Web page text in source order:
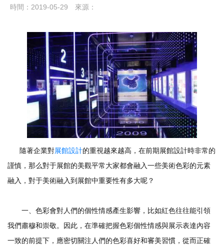
時間：2019-05-29 來源：
隨著企業對展館設計的重視越來越高，在前期展館設計時非常的
謹慎，那么對于展館的美觀平常大家都會融入一些美術色彩的元素
融入，對于美術融入到展館中重要性有多大呢？
一、色彩會對人們的個性情感產生影響，比如紅色往往能引領
我們肅穆和崇敬。因此，在準確把握色彩個性情感與展示表達內容
一致的前提下，應密切關注人們的色彩喜好和審美習慣，從而正確